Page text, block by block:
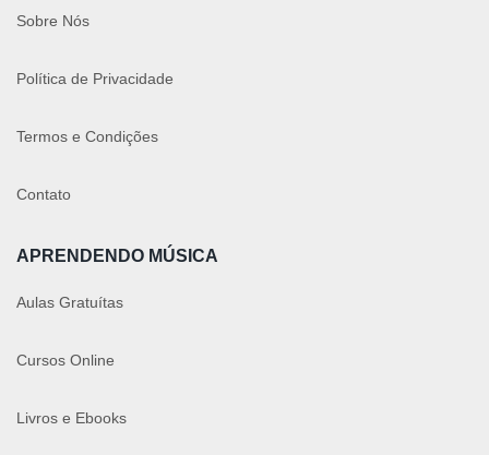
Sobre Nós
Política de Privacidade
Termos e Condições
Contato
APRENDENDO MÚSICA
Aulas Gratuítas
Cursos Online
Livros e Ebooks